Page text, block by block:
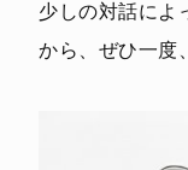
少しの対話によ
から、ぜひ一度